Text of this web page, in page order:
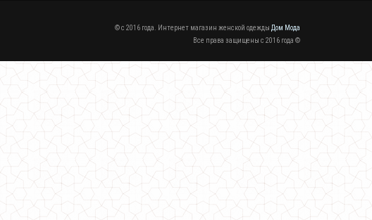
© c 2016 года. Интернет магазин женской одежды Дом Мода
Все права защищены c 2016 года ©